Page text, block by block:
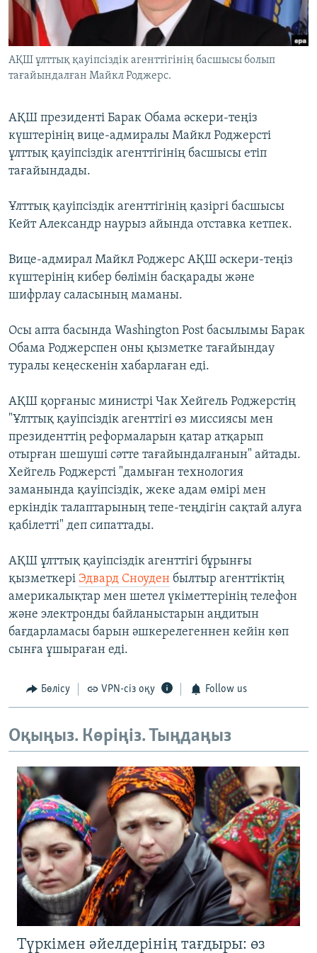
ЖАЗЫЛЫҢЫЗ
Басқа тілдерде
АҚШ ұлттық қауіпсіздік агенттігінің басшысы болып
тағайындалған Майкл Роджерс.
АҚШ президенті Барак Обама әскери-теңіз
күштерінің вице-адмиралы Майкл Роджерсті
ұлттық қауіпсіздік агенттігінің басшысы етіп
тағайындады.
Ұлттық қауіпсіздік агенттігінің қазіргі басшысы
Кейт Александр наурыз айында отставка кетпек.
Вице-адмирал Майкл Роджерс АҚШ әскери-теңіз
күштерінің кибер бөлімін басқарады және
шифрлау саласының маманы.
Осы апта басында Washington Post басылымы Барак
Обама Роджерспен оны қызметке тағайындау
туралы кеңескенін хабарлаған еді.
АҚШ қорғаныс министрі Чак Хейгель Роджерстің
"Ұлттық қауіпсіздік агенттігі өз миссиясы мен
президенттің реформаларын қатар атқарып
отырған шешуші сәтте тағайындалғанын" айтады.
Хейгель Роджерсті "дамыған технология
заманында қауіпсіздік, жеке адам өмірі мен
еркіндік талаптарының тепе-теңдігін сақтай алуға
қабілетті" деп сипаттады.
АҚШ ұлттық қауіпсіздік агенттігі бұрынғы
қызметкері Эдвард Сноуден былтыр агенттіктің
америкалықтар мен шетел үкіметтерінің телефон
және электронды байланыстарын аңдитын
бағдарламасы барын әшкерелегеннен кейін көп
сынға ұшыраған еді.
Бөлісу VPN-сіз оқу Follow us
Оқыңыз. Көріңіз. Тыңдаңыз
Түркімен әйелдерінің тағдыры: өз